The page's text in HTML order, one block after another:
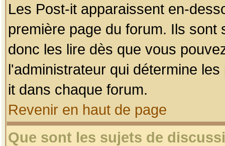
Les Post-it apparaissent en-
première page du forum. Ils
donc les lire dès que vous
l'administrateur qui détermine
it dans chaque forum.
Revenir en haut de page
Que sont les sujets de